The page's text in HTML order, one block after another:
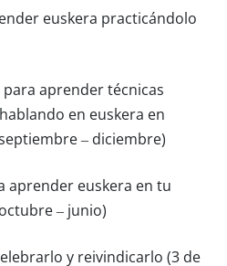
euskera practicándolo
para aprender técnicas
en euskera en
– diciembre)
aprender euskera en tu
– junio)
y reivindicarlo (3 de